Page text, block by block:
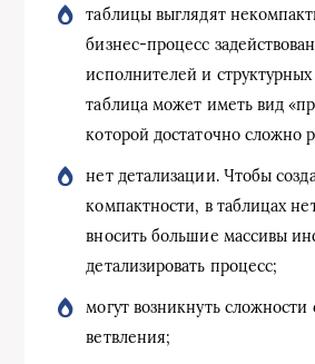
таблицы выглядят
бизнес-процесс
исполнителей и
таблица может иметь вид
которой достаточно сложно
нет детализации. Чтобы
компактности, в таблицах
вносить большие массивы
детализировать процесс;
могут возникнуть
ветвления;